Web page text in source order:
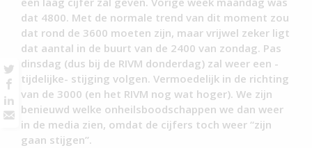
dat 4800. Met de normale trend van dit moment zou
dat rond de 3600 moeten zijn, maar vrijwel zeker ligt
dat aantal in de buurt van de 2400 van zondag. Pas
dinsdag (dus bij de RIVM donderdag) zal weer een -
tijdelijke- stijging volgen. Vermoedelijk in de richting
van de 3000 (en het RIVM nog wat hoger). We zijn
benieuwd welke onheilsboodschappen we dan weer
in de media zien, omdat de cijfers toch weer “zijn
gaan stijgen”.